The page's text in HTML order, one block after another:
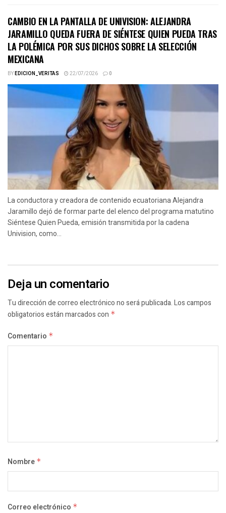
CAMBIO EN LA PANTALLA DE UNIVISION: ALEJANDRA
JARAMILLO QUEDA FUERA DE SIÉNTESE QUIEN PUEDA TRAS
LA POLÉMICA POR SUS DICHOS SOBRE LA SELECCIÓN
MEXICANA
BYEDICION_VERITAS 22/07/2026 0
La conductora y creadora de contenido ecuatoriana Alejandra
Jaramillo dejó de formar parte del elenco del programa matutino
Siéntese Quien Pueda, emisión transmitida por la cadena
Univision, como...
Deja un comentario
Tu dirección de correo electrónico no será publicada.Los campos
obligatorios están marcados con *
Comentario *
Nombre *
Correo electrónico *